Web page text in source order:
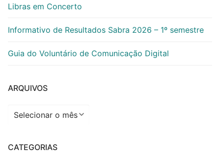
Libras em Concerto
Informativo de Resultados Sabra 2026 – 1º semestre
Guia do Voluntário de Comunicação Digital
ARQUIVOS
Arquivos
CATEGORIAS